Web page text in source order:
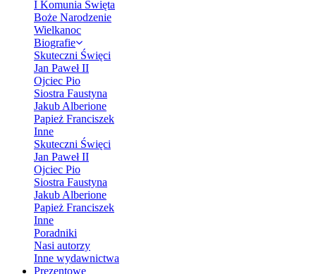
I Komunia Święta
Boże Narodzenie
Wielkanoc
Biografie
Skuteczni Święci
Jan Paweł II
Ojciec Pio
Siostra Faustyna
Jakub Alberione
Papież Franciszek
Inne
Skuteczni Święci
Jan Paweł II
Ojciec Pio
Siostra Faustyna
Jakub Alberione
Papież Franciszek
Inne
Poradniki
Nasi autorzy
Inne wydawnictwa
Prezentowe